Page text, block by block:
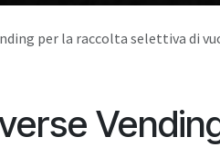
per la raccolta selettiva di